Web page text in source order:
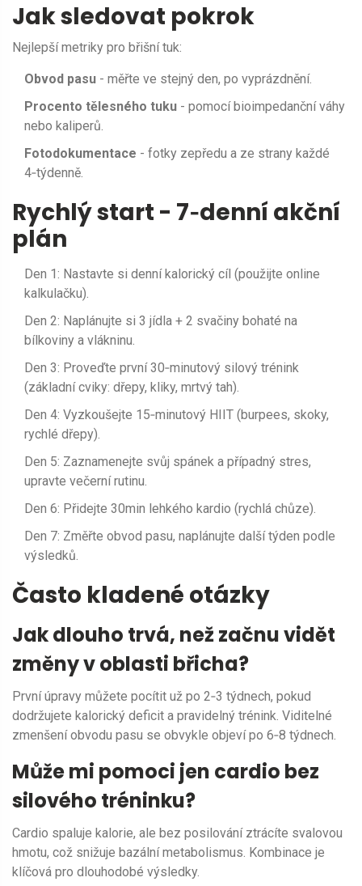
Jak sledovat pokrok
Nejlepší metriky pro břišní tuk:
Obvod pasu - měřte ve stejný den, po vyprázdnění.
Procento tělesného tuku - pomocí bioimpedanční váhy
nebo kaliperů.
Fotodokumentace - fotky zepředu a ze strany každé
4‑týdenně.
Rychlý start - 7‑denní akční
plán
Den 1: Nastavte si denní kalorický cíl (použijte online
kalkulačku).
Den 2: Naplánujte si 3 jídla + 2 svačiny bohaté na
bílkoviny a vlákninu.
Den 3: Proveďte první 30‑minutový silový trénink
(základní cviky: dřepy, kliky, mrtvý tah).
Den 4: Vyzkoušejte 15‑minutový HIIT (burpees, skoky,
rychlé dřepy).
Den 5: Zaznamenejte svůj spánek a případný stres,
upravte večerní rutinu.
Den 6: Přidejte 30min lehkého kardio (rychlá chůze).
Den 7: Změřte obvod pasu, naplánujte další týden podle
výsledků.
Často kladené otázky
Jak dlouho trvá, než začnu vidět
změny v oblasti břicha?
První úpravy můžete pocítit už po 2‑3 týdnech, pokud
dodržujete kalorický deficit a pravidelný trénink. Viditelné
zmenšení obvodu pasu se obvykle objeví po 6‑8 týdnech.
Může mi pomoci jen cardio bez
silového tréninku?
Cardio spaluje kalorie, ale bez posilování ztrácíte svalovou
hmotu, což snižuje bazální metabolismus. Kombinace je
klíčová pro dlouhodobé výsledky.